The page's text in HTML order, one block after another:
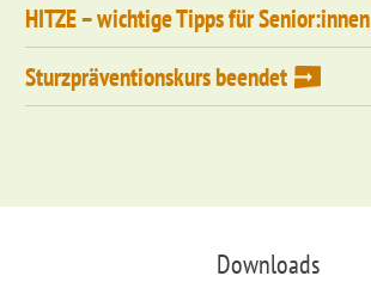
HITZE – wichtige Tipps für Senior:innen
Sturzpräventionskurs beendet
Downloads